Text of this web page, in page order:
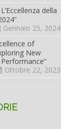
della
Gennaio 25, 2024
of
New
Ottobre 22, 2023